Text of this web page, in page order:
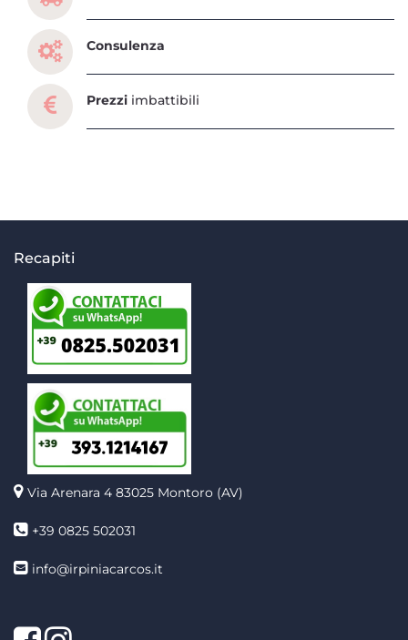
Consulenza
Prezzi imbattibili
Recapiti
Via Arenara 4 83025 Montoro (AV)
+39 0825 502031
info@irpiniacarcos.it
FacebookInstagram